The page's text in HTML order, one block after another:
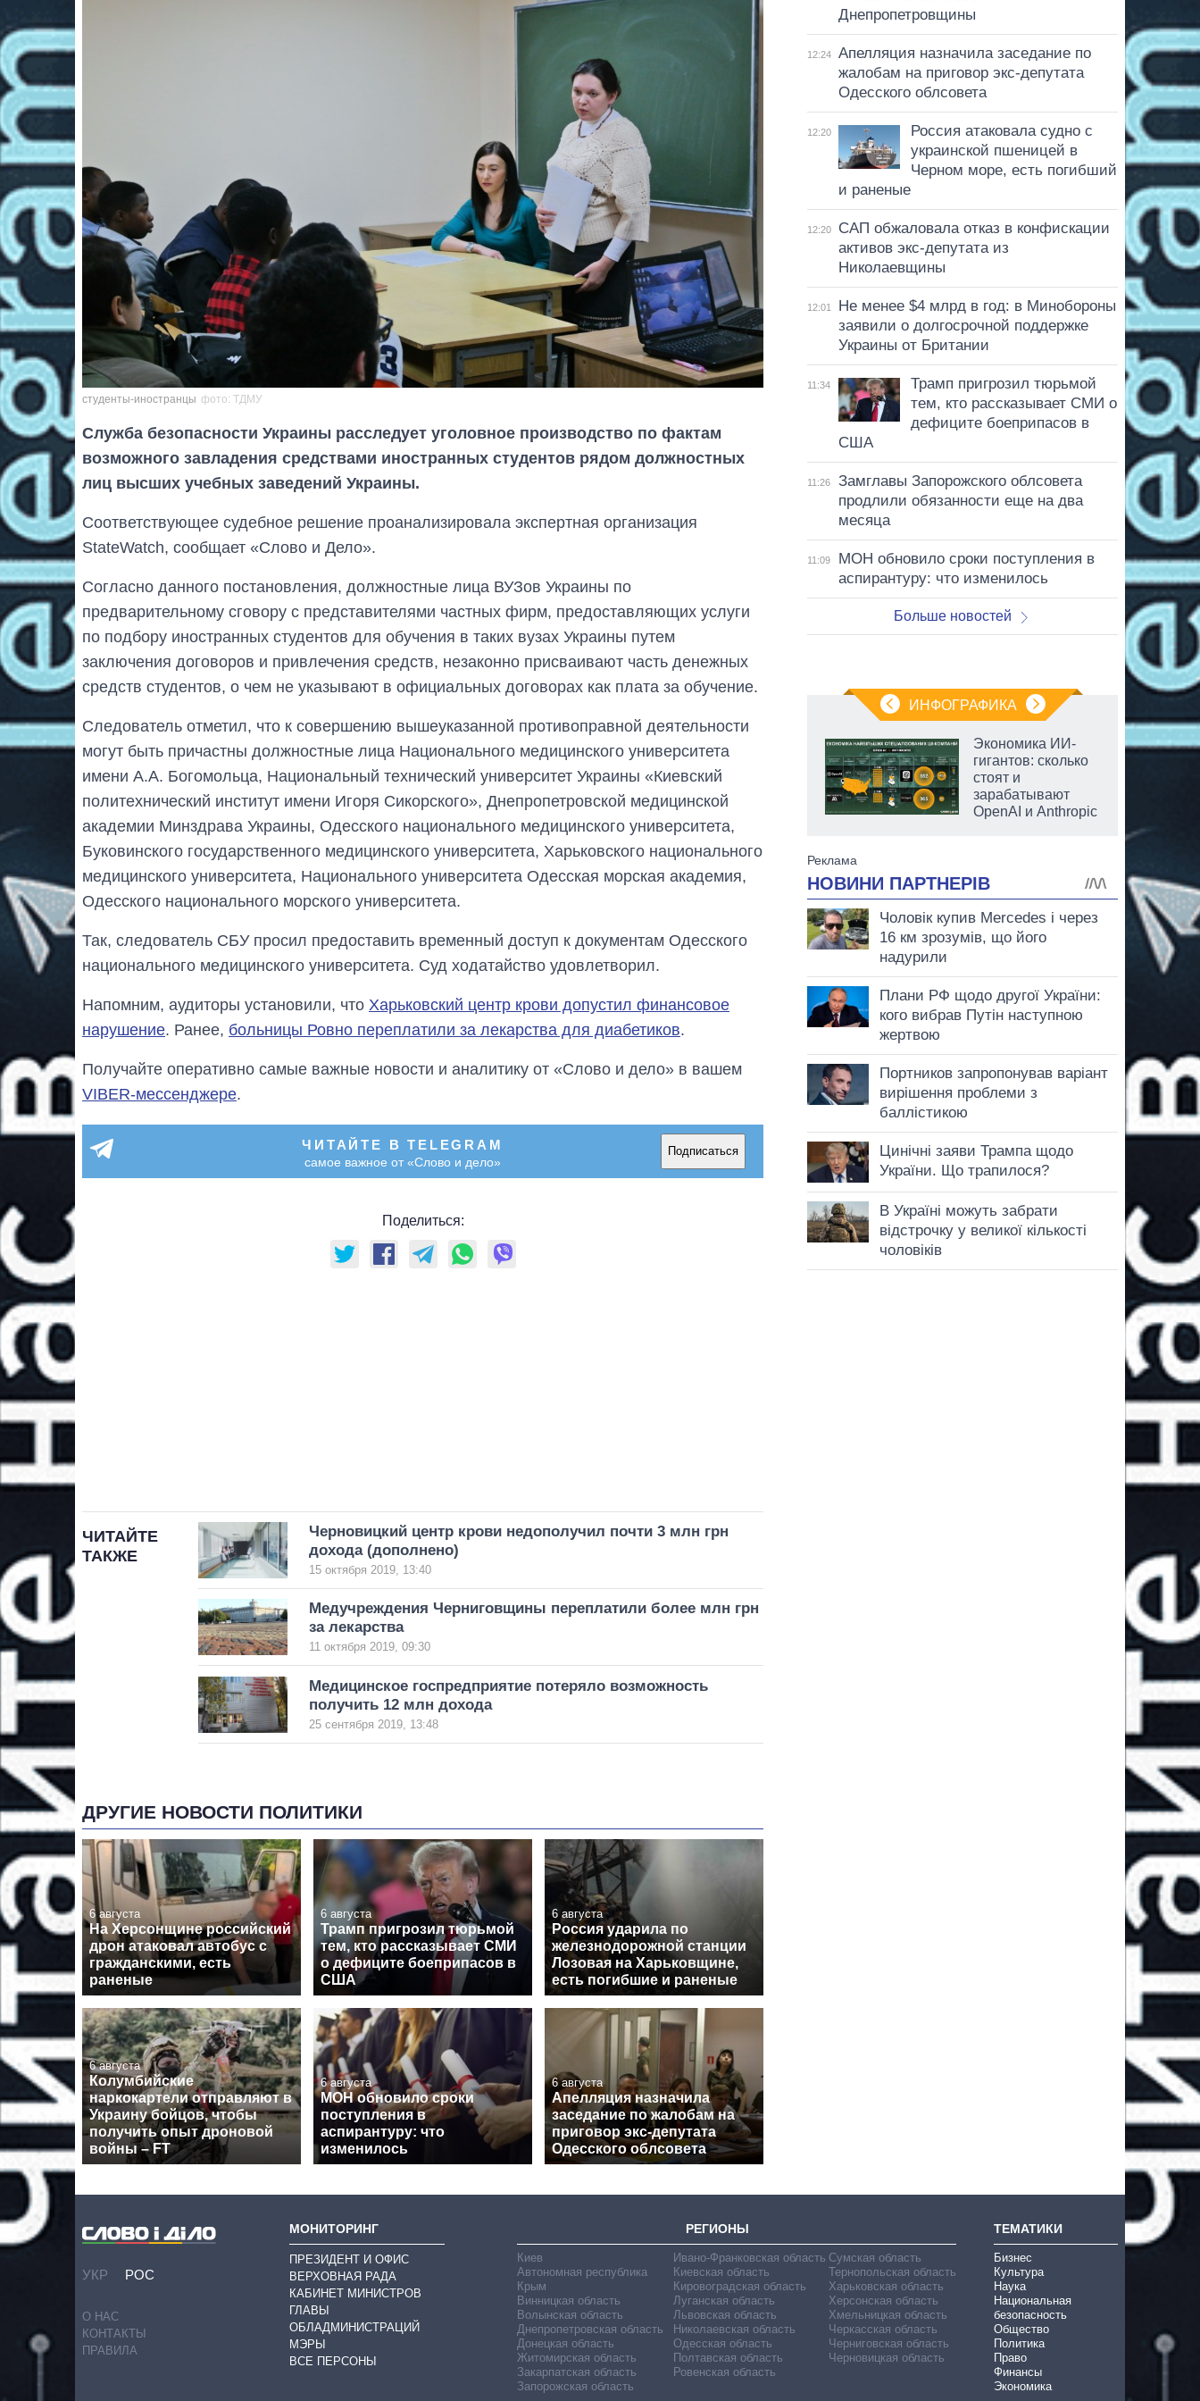
студенты-иностранцы фото: ТДМУ
Служба безопасности Украины расследует уголовное производство по фактам
возможного завладения средствами иностранных студентов рядом должностных
лиц высших учебных заведений Украины.
Соответствующее судебное решение проанализировала экспертная организация
StateWatch, сообщает «Слово и Дело».
Согласно данного постановления, должностные лица ВУЗов Украины по
предварительному сговору с представителями частных фирм, предоставляющих услуги
по подбору иностранных студентов для обучения в таких вузах Украины путем
заключения договоров и привлечения средств, незаконно присваивают часть денежных
средств студентов, о чем не указывают в официальных договорах как плата за обучение.
Следователь отметил, что к совершению вышеуказанной противоправной деятельности
могут быть причастны должностные лица Национального медицинского университета
имени А.А. Богомольца, Национальный технический университет Украины «Киевский
политехнический институт имени Игоря Сикорского», Днепропетровской медицинской
академии Минздрава Украины, Одесского национального медицинского университета,
Буковинского государственного медицинского университета, Харьковского национального
медицинского университета, Национального университета Одесская морская академия,
Одесского национального морского университета.
Так, следователь СБУ просил предоставить временный доступ к документам Одесского
национального медицинского университета. Суд ходатайство удовлетворил.
Напомним, аудиторы установили, что Харьковский центр крови допустил финансовое
нарушение. Ранее, больницы Ровно переплатили за лекарства для диабетиков.
Получайте оперативно самые важные новости и аналитику от «Слово и дело» в вашем
VIBER-мессенджере.
ЧИТАЙТЕ В TELEGRAM
самое важное от «Слово и дело»
Подписаться
Поделиться:
ЧИТАЙТЕ
ТАКЖЕ
Черновицкий центр крови недополучил почти 3 млн грн
дохода (дополнено)
15 октября 2019, 13:40
Медучреждения Черниговщины переплатили более млн грн
за лекарства
11 октября 2019, 09:30
Медицинское госпредприятие потеряло возможность
получить 12 млн дохода
25 сентября 2019, 13:48
ДРУГИЕ НОВОСТИ ПОЛИТИКИ
6 августа
На Херсонщине российский
дрон атаковал автобус с
гражданскими, есть
раненые
6 августа
Трамп пригрозил тюрьмой
тем, кто рассказывает СМИ
о дефиците боеприпасов в
США
6 августа
Россия ударила по
железнодорожной станции
Лозовая на Харьковщине,
есть погибшие и раненые
6 августа
Колумбийские
наркокартели отправляют в
Украину бойцов, чтобы
получить опыт дроновой
войны – FT
6 августа
МОН обновило сроки
поступления в
аспирантуру: что
изменилось
6 августа
Апелляция назначила
заседание по жалобам на
приговор экс-депутата
Одесского облсовета
Днепропетровщины
12:24
Апелляция назначила заседание по
жалобам на приговор экс-депутата
Одесского облсовета
12:20
Россия атаковала судно с
украинской пшеницей в
Черном море, есть погибший
и раненые
12:20
САП обжаловала отказ в конфискации
активов экс-депутата из
Николаевщины
12:01
Не менее $4 млрд в год: в Минобороны
заявили о долгосрочной поддержке
Украины от Британии
11:34
Трамп пригрозил тюрьмой
тем, кто рассказывает СМИ о
дефиците боеприпасов в
США
11:26
Замглавы Запорожского облсовета
продлили обязанности еще на два
месяца
11:09
МОН обновило сроки поступления в
аспирантуру: что изменилось
Больше новостей
ИНФОГРАФИКА
количество
медучреждений в
Украине за годы
вторжения
Экономика ИИ-
гигантов: сколько
стоят и
зарабатывают
OpenAI и Anthropic
УКР РОС
О НАС
КОНТАКТЫ
ПРАВИЛА
МОНИТОРИНГ
ПРЕЗИДЕНТ И ОФИС
ВЕРХОВНАЯ РАДА
КАБИНЕТ МИНИСТРОВ
ГЛАВЫ
ОБЛАДМИНИСТРАЦИЙ
МЭРЫ
ВСЕ ПЕРСОНЫ
РЕГИОНЫ
Киев
Автономная республика
Крым
Винницкая область
Волынская область
Днепропетровская область
Донецкая область
Житомирская область
Закарпатская область
Запорожская область
Ивано-Франковская область
Киевская область
Кировоградская область
Луганская область
Львовская область
Николаевская область
Одесская область
Полтавская область
Ровенская область
Сумская область
Тернопольская область
Харьковская область
Херсонская область
Хмельницкая область
Черкасская область
Черниговская область
Черновицкая область
ТЕМАТИКИ
Бизнес
Культура
Наука
Национальная
безопасность
Общество
Политика
Право
Финансы
Экономика